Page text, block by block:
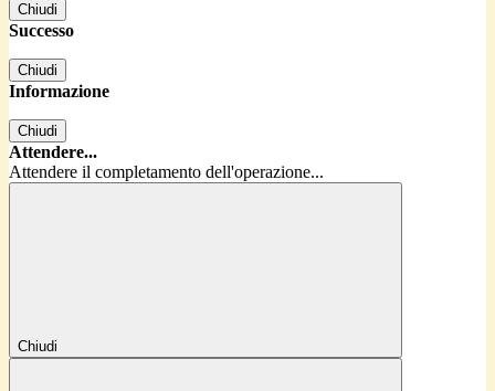
Chiudi
Successo
Chiudi
Informazione
Chiudi
Attendere...
Attendere il completamento dell'operazione...
Chiudi